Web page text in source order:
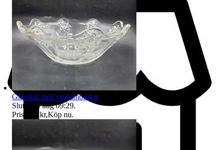
Glasskål med stjärnmönster
Sluttid
10 aug 09:29.
Pris:
100 kr,Köp nu.